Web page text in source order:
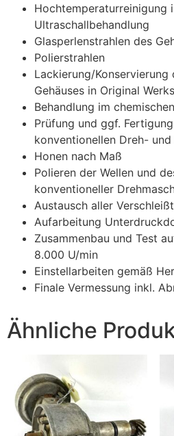
Hochtemperaturreinigung
Ultraschallbehandlung
Glasperlenstrahlen des
Polierstrahlen
Lackierung/Konservierung
Gehäuses in Original
Behandlung im
Prüfung und ggf.
konventionellen Dreh- und
Honen nach Maß
Polieren der Wellen und
konventioneller
Austausch aller
Aufarbeitung
Zusammenbau und Test
8.000 U/min
Einstellarbeiten gemäß
Finale Vermessung inkl.
Ähnliche